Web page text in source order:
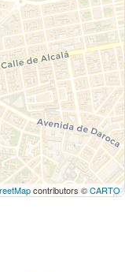
contributors ©CARTO